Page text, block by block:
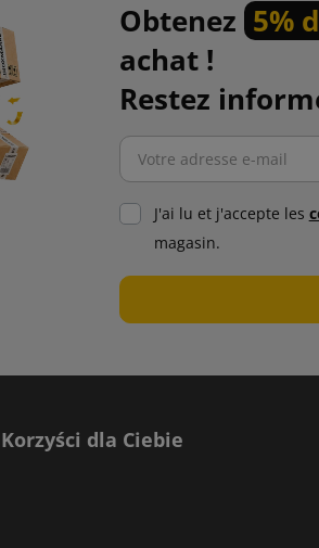
Obtenez 5%
achat !
Restez
J'ai lu et j'accepte les
magasin.
Korzyści dla Ciebie